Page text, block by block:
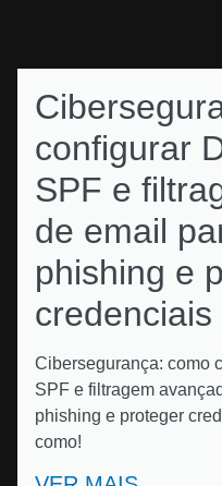
configurar
SPF e
de email
phishing e
Cibersegurança: como
SPF e filtragem
phishing e proteger
como!